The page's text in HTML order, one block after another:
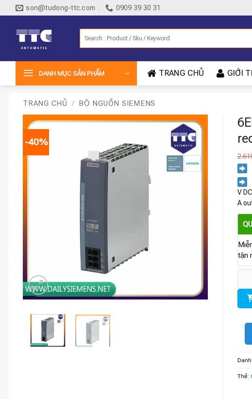
qua
son@tudong-ttc.com 0909 39 30 31
DANH MỤC SẢN PHẨM TRANG CHỦ GIỚI
TRANG CHỦ / BỘ NGUỒN SIEMENS
-40%
V
A
tận
Thẻ: